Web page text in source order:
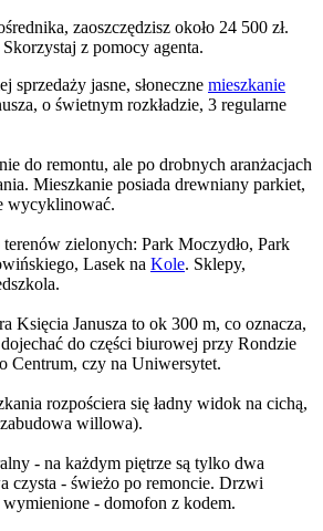
zaoszczędzisz około 24 500 zł.
z pomocy agenta.
sprzedaży jasne, słoneczne mieszkanie
o świetnym rozkładzie, 3 regularne
do remontu, ale po drobnych aranżacjach
Mieszkanie posiada drewniany parkiet,
wycyklinować.
zielonych: Park Moczydło, Park
Lasek na Kole. Sklepy,
Księcia Janusza to ok 300 m, co oznacza,
do części biurowej przy Rondzie
Centrum, czy na Uniwersytet.
rozpościera się ładny widok na cichą,
willowa).
- na każdym piętrze są tylko dwa
czysta - świeżo po remoncie. Drzwi
- domofon z kodem.